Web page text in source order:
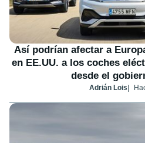
Así podrían afectar a
en EE.UU. a los coches
desde el
Adrián Lois